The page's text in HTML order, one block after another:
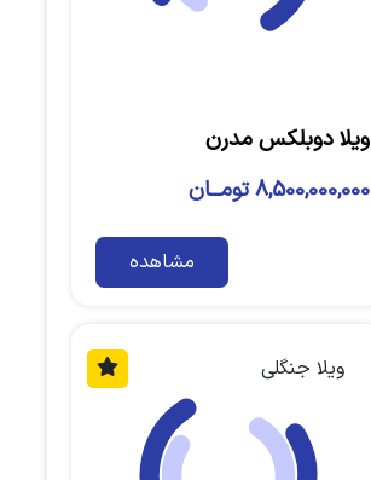
ویلا دوبلکس مدرن
8,500,000,000 تومــان
مشاهده
ویلا جنگلی